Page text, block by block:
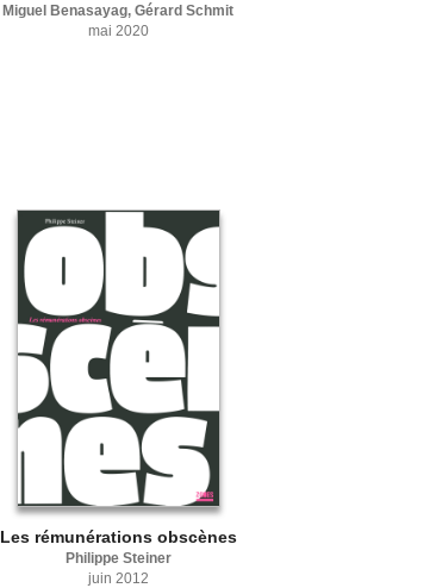
Miguel Benasayag, Gérard Schmit
mai 2020
Les rémunérations obscènes
Philippe Steiner
juin 2012